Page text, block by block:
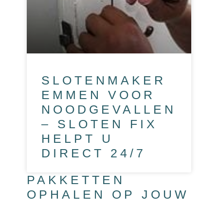
SLOTENMAKER
EMMEN VOOR
NOODGEVALLEN
– SLOTEN FIX
HELPT U
DIRECT 24/7
PAKKETTEN
OPHALEN OP JOUW